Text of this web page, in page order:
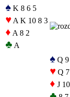
♠ K 8 6 5
♥ A K 10 8 3
♦ A 8 2
♣ A
♠ Q 9
♥ Q
♦ J